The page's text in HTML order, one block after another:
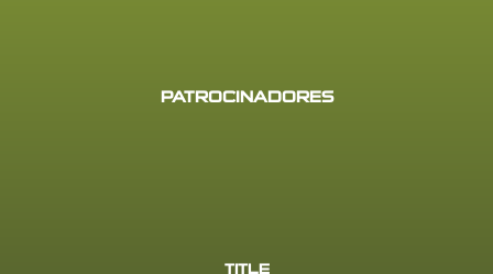
PATROCINADORES
TITLE